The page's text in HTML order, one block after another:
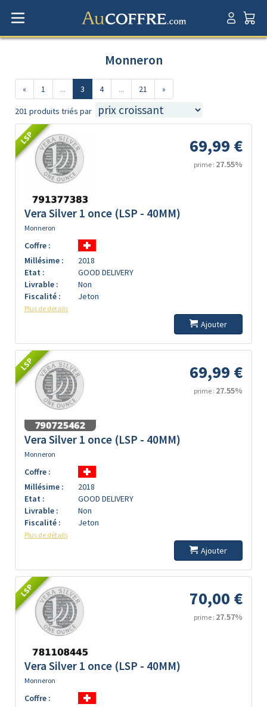
Monneron
« 1 ... 3 4 ... 21 »
201 produits triés par
LSP 69,99 €
prime : 27.55%
Vera Silver 1 once (LSP - 40MM)
Monneron
Coffre :
Millésime :
2018
Etat :
GOOD DELIVERY
Livrable :
Non
Fiscalité :
Jeton
Plus de détails
Ajouter
LSP 69,99 €
prime : 27.55%
Vera Silver 1 once (LSP - 40MM)
Monneron
Coffre :
Millésime :
2018
Etat :
GOOD DELIVERY
Livrable :
Non
Fiscalité :
Jeton
Plus de détails
Ajouter
LSP 70,00 €
prime : 27.57%
Vera Silver 1 once (LSP - 40MM)
Monneron
Coffre :